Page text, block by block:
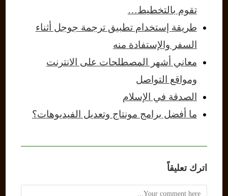
تقوم بالتخطيط…
طريقة إستخدام تطبيق ترجمة جوجل أثناء
السفر والإستفادة منه
معاني أشهر المصطلحات على الانترنت
ومواقع التواصل
الصدقة في الإسلام
ما أفضل برامج مونتاج وتعديل الفيديوهات؟
اترك تعليقاً
Comment